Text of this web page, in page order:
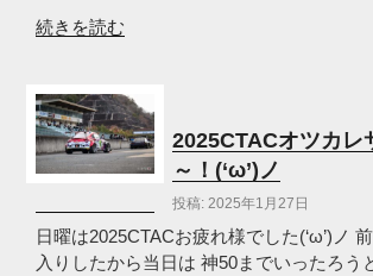
行
き
た
(‘ω’)
の
“Attack
2025
オ
ツ
レ
様
で
続きを読む
2025CTACオツカレ
～！(‘ω’)ノ
投稿: 2025年1月27日
日曜は2025CTACお疲れ様でした(‘ω’)ノ
入りしたから当日は 神50までいったろう